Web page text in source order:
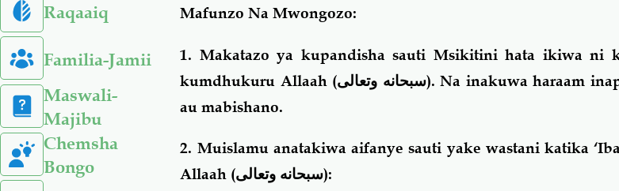
Raqaaiq
Familia-Jamii
Maswali-
Majibu
Chemsha
Bongo
Mafunzo Na Mwongozo:
1. Makatazo ya kupandisha sauti Msikitini hata ikiwa ni
kumdhukuru Allaah (سبحانه وتعالى). Na inakuwa haraam
au mabishano.
2. Muislamu anatakiwa aifanye sauti yake wastani katika
Allaah (سبحانه وتعالى):